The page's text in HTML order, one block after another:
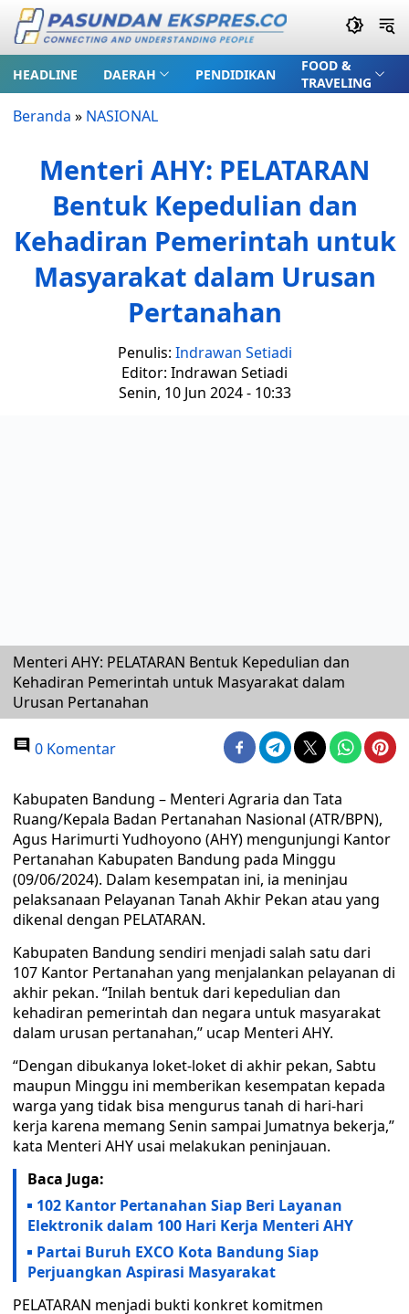
HEADLINE DAERAH PENDIDIKAN
FOOD &
TRAVELING
Beranda » NASIONAL
Menteri AHY: PELATARAN
Bentuk Kepedulian dan
Kehadiran Pemerintah untuk
Masyarakat dalam Urusan
Pertanahan
Penulis: Indrawan Setiadi
Editor: Indrawan Setiadi
Senin, 10 Jun 2024 - 10:33
Menteri AHY: PELATARAN Bentuk Kepedulian dan
Kehadiran Pemerintah untuk Masyarakat dalam
Urusan Pertanahan
0 Komentar
Kabupaten Bandung – Menteri Agraria dan Tata
Ruang/Kepala Badan Pertanahan Nasional (ATR/BPN),
Agus Harimurti Yudhoyono (AHY) mengunjungi Kantor
Pertanahan Kabupaten Bandung pada Minggu
(09/06/2024). Dalam kesempatan ini, ia meninjau
pelaksanaan Pelayanan Tanah Akhir Pekan atau yang
dikenal dengan PELATARAN.
Kabupaten Bandung sendiri menjadi salah satu dari
107 Kantor Pertanahan yang menjalankan pelayanan di
akhir pekan. “Inilah bentuk dari kepedulian dan
kehadiran pemerintah dan negara untuk masyarakat
dalam urusan pertanahan,” ucap Menteri AHY.
“Dengan dibukanya loket-loket di akhir pekan, Sabtu
maupun Minggu ini memberikan kesempatan kepada
warga yang tidak bisa mengurus tanah di hari-hari
kerja karena memang Senin sampai Jumatnya bekerja,”
kata Menteri AHY usai melakukan peninjauan.
Baca Juga:
102 Kantor Pertanahan Siap Beri Layanan
Elektronik dalam 100 Hari Kerja Menteri AHY
Partai Buruh EXCO Kota Bandung Siap
Perjuangkan Aspirasi Masyarakat
PELATARAN menjadi bukti konkret komitmen